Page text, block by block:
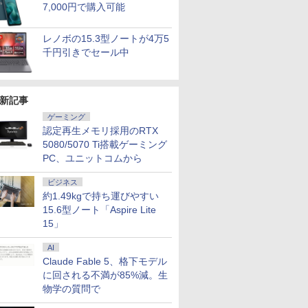
7,000円で購入可能
レノボの15.3型ノートが4万5
千円引きでセール中
記事
ゲーミング
認定再生メモリ採用のRTX
5080/5070 Ti搭載ゲーミング
PC、ユニットコムから
ビジネス
約1.49kgで持ち運びやすい
15.6型ノート「Aspire Lite
15」
AI
Claude Fable 5、格下モデル
に回される不満が85%減。生
物学の質問で